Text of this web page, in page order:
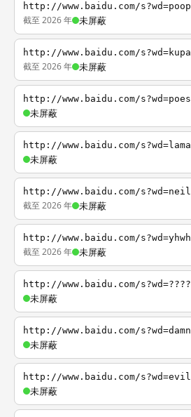
http://www.baidu.com/s?wd=poop
截至 2026 年 未屏蔽
http://www.baidu.com/s?wd=kupa
截至 2026 年 未屏蔽
http://www.baidu.com/s?wd=poes
未屏蔽
http://www.baidu.com/s?wd=lama
未屏蔽
http://www.baidu.com/s?wd=neil
截至 2026 年 未屏蔽
http://www.baidu.com/s?wd=yhwh
截至 2026 年 未屏蔽
http://www.baidu.com/s?wd=????
未屏蔽
http://www.baidu.com/s?wd=damn
未屏蔽
http://www.baidu.com/s?wd=evil
未屏蔽